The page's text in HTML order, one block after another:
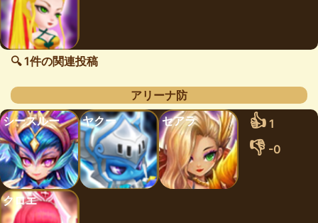
🔍 1件の関連投稿
アリーナ防
シースルー
ヤクー セアラ 👍 1
👎 -0
クロエ